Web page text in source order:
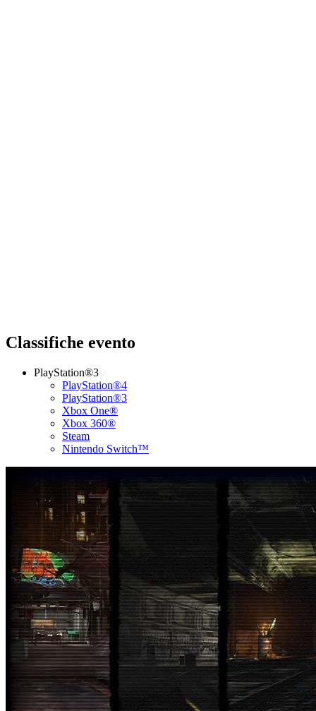
Classifiche evento
PlayStation®3
PlayStation®4
PlayStation®3
Xbox One®
Xbox 360®
Steam
Nintendo Switch™